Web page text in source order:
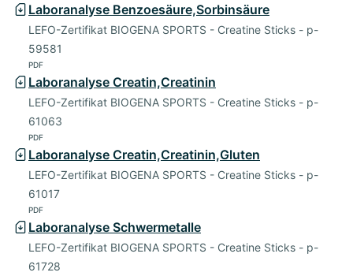
Laboranalyse Benzoesäure,Sorbinsäure
LEFO-Zertifikat BIOGENA SPORTS - Creatine Sticks - p-
59581
PDF
Laboranalyse Creatin,Creatinin
LEFO-Zertifikat BIOGENA SPORTS - Creatine Sticks - p-
61063
PDF
Laboranalyse Creatin,Creatinin,Gluten
LEFO-Zertifikat BIOGENA SPORTS - Creatine Sticks - p-
61017
PDF
Laboranalyse Schwermetalle
LEFO-Zertifikat BIOGENA SPORTS - Creatine Sticks - p-
61728